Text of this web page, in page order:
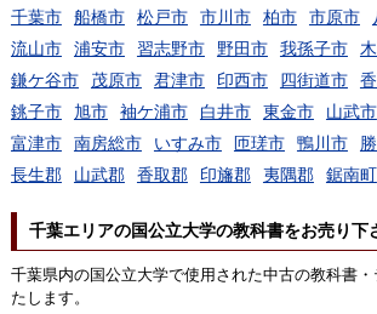
千葉市 船橋市 松戸市 市川市 柏市 市原市
流山市
浦安市 習志野市 野田市 我孫子市
鎌ケ谷市
茂原市 君津市 印西市 四街道市
銚子市
旭市 袖ケ浦市 白井市 東金市 山武市
富津市
南房総市 いすみ市 匝瑳市 鴨川市
長生郡
山武郡 香取郡 印旛郡 夷隅郡 鋸南町
千葉エリアの国公立大学の教科書をお売り下
千葉県内の国公立大学で使用された中古の教科書
たします。